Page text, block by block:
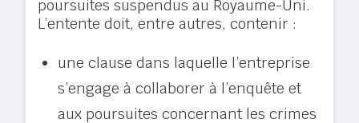
poursuites suspendus au Royaume-Uni.
L’entente doit, entre autres, contenir :
une clause dans laquelle l’entreprise
s’engage à collaborer à l’enquête et
aux poursuites concernant les crimes